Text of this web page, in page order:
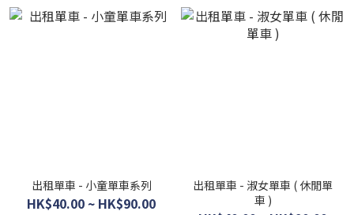
出租單車 - 小童單車系列
HK$40.00 ~ HK$90.00
出租單車 - 淑女單車 ( 休閒單
車 )